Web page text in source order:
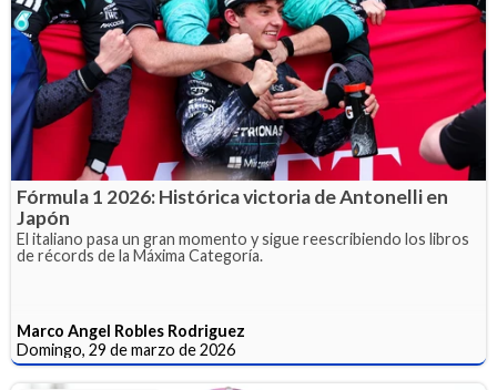
Fórmula 1 2026: Histórica victoria de Antonelli en
Japón
El italiano pasa un gran momento y sigue reescribiendo los libros
de récords de la Máxima Categoría.
Marco Angel Robles Rodriguez
Domingo, 29 de marzo de 2026